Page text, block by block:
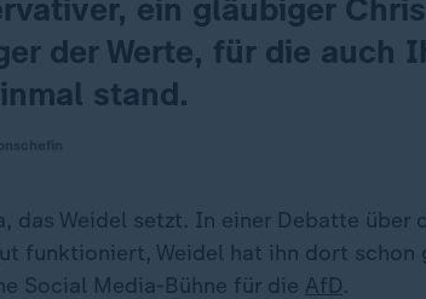
ein gläubiger
der Werte, für die auch
stand.
das Weidel setzt. In einer Debatte über
funktioniert, Weidel hat ihn dort schon
Social Media-Bühne für die AfD.